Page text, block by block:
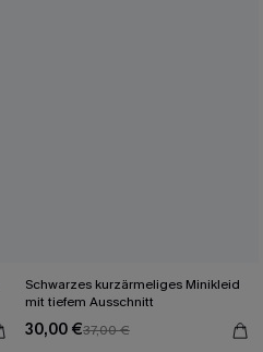
Schwarzes kurzärmeliges Minikleid
mit tiefem Ausschnitt
30,00 €37,00 €